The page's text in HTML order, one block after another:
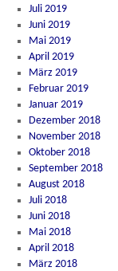
Juli 2019
Juni 2019
Mai 2019
April 2019
März 2019
Februar 2019
Januar 2019
Dezember 2018
November 2018
Oktober 2018
September 2018
August 2018
Juli 2018
Juni 2018
Mai 2018
April 2018
März 2018